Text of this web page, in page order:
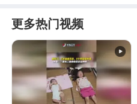
更多热门视频